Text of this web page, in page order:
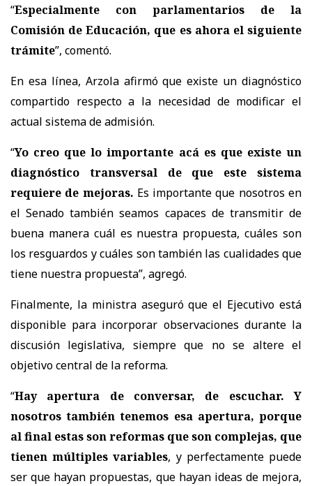
“Especialmente con parlamentarios de la
Comisión de Educación, que es ahora el siguiente
trámite”, comentó.
En esa línea, Arzola afirmó que existe un diagnóstico
compartido respecto a la necesidad de modificar el
actual sistema de admisión.
“Yo creo que lo importante acá es que existe un
diagnóstico transversal de que este sistema
requiere de mejoras. Es importante que nosotros en
el Senado también seamos capaces de transmitir de
buena manera cuál es nuestra propuesta, cuáles son
los resguardos y cuáles son también las cualidades que
tiene nuestra propuesta”, agregó.
Finalmente, la ministra aseguró que el Ejecutivo está
disponible para incorporar observaciones durante la
discusión legislativa, siempre que no se altere el
objetivo central de la reforma.
“Hay apertura de conversar, de escuchar. Y
nosotros también tenemos esa apertura, porque
al final estas son reformas que son complejas, que
tienen múltiples variables, y perfectamente puede
ser que hayan propuestas, que hayan ideas de mejora,